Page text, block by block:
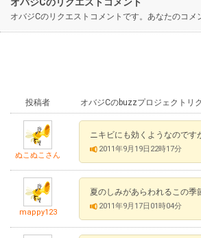
オバジCのリクエストコメントです。あなたのコ
投稿者 オバジCのbuzzプロジェクトリ
ぬこぬこさん
ニキビにも効くようなので
2011年9月19日22時17分
mappy123
夏のしみがあらわれるこの季
2011年9月17日01時04分